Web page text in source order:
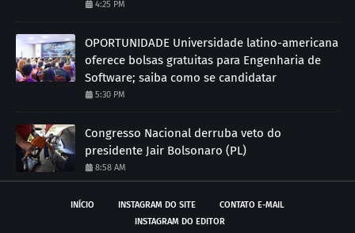
4:25 PM
OPORTUNIDADE Universidade latino-americana
oferece bolsas gratuitas para Engenharia de
Software; saiba como se candidatar
5:30 PM
Congresso Nacional derruba veto do
presidente Jair Bolsonaro (PL)
8:58 AM
INÍCIO INSTAGRAM DO SITE
CONTATO E-MAIL
INSTAGRAM DO EDITOR